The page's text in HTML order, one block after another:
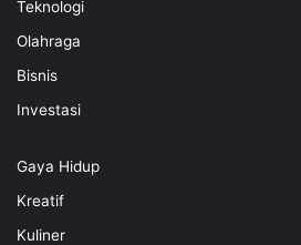
Teknologi
Olahraga
Bisnis
Investasi
Gaya Hidup
Kreatif
Kuliner